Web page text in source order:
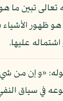
تعالى تبين ما
ظهور الأشياء
عليها.
«و إن من
في سياق